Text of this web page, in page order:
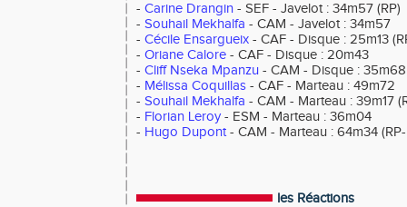
- Carine Drangin - SEF - Javelot : 34m57 (RP)
- Souhail Mekhalfa - CAM - Javelot : 34m57
- Cécile Ensargueix - CAF - Disque : 25m13
- Oriane Calore - CAF - Disque : 20m43
- Cliff Nseka Mpanzu - CAM - Disque : 35m68
- Mélissa Coquillas - CAF - Marteau : 49m72
- Souhail Mekhalfa - CAM - Marteau : 39m17
- Florian Leroy- ESM - Marteau : 36m04
- Hugo Dupont- CAM - Marteau : 64m34 (RP-
les Réactions